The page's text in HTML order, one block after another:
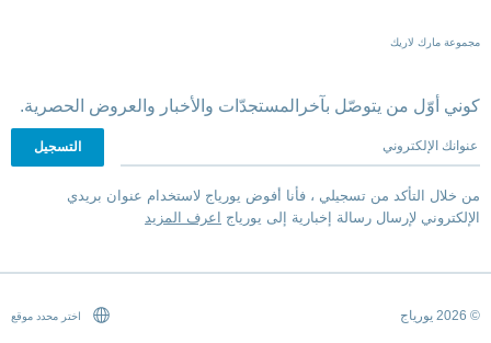
مجموعة مارك لاريك
كوني أوّل من يتوصّل بآخرالمستجدّات والأخبار والعروض الحصرية.
عنوانك الإلكتروني
من خلال التأكد من تسجيلي ، فأنا أفوض يورياج لاستخدام عنوان بريدي
الإلكتروني لإرسال رسالة إخبارية إلى يورياج
اعرف المزيد
© 2026 يورياج اختر محدد موقع